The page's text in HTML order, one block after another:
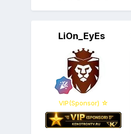
LiOn_EyEs
VIP(Sponsor) ☆